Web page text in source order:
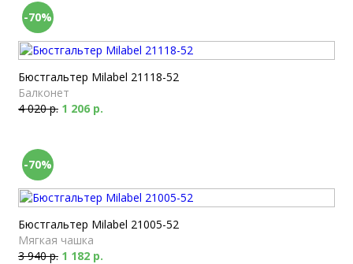
-70%
Бюстгальтер Milabel 21118-52
Балконет
4 020 р. 1 206 р.
-70%
Бюстгальтер Milabel 21005-52
Мягкая чашка
3 940 р. 1 182 р.